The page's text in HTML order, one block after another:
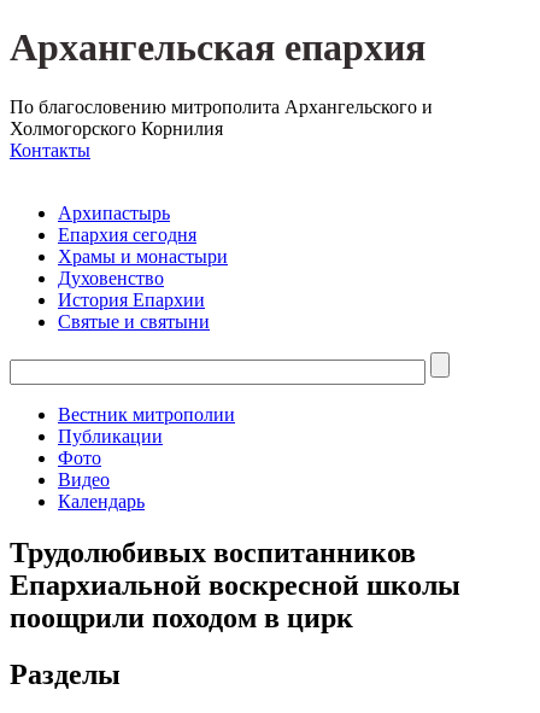
Архангельская епархия
По благословению митрополита Архангельского и
Холмогорского Корнилия
Контакты
Архипастырь
Епархия сегодня
Храмы и монастыри
Духовенство
История Епархии
Святые и святыни
Вестник митрополии
Публикации
Фото
Видео
Календарь
Трудолюбивых воспитанников
Епархиальной воскресной школы
поощрили походом в цирк
Разделы